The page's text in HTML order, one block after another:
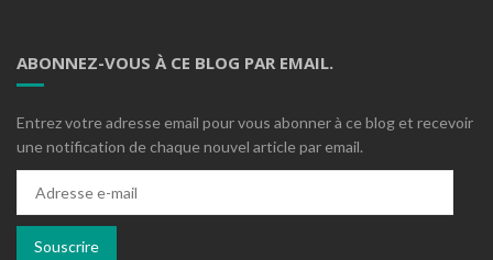
ABONNEZ-VOUS À CE BLOG PAR EMAIL.
Entrez votre adresse email pour vous abonner à ce blog et recevoir
une notification de chaque nouvel article par email.
mail
Souscrire